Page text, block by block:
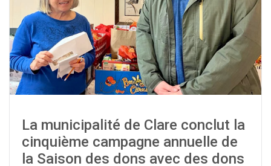
La municipalité de Clare conclut la
cinquième campagne annuelle de
la Saison des dons avec des dons